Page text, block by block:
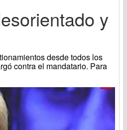
y
desde todos los
contra el mandatario. Para